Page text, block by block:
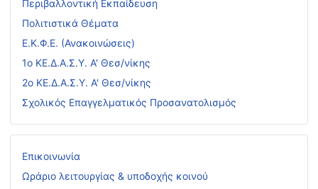
Περιβαλλοντική Εκπαίδευση
Πολιτιστικά Θέματα
Ε.Κ.Φ.Ε. (Ανακοινώσεις)
1ο ΚΕ.Δ.Α.Σ.Υ. Α' Θεσ/νίκης
2ο ΚΕ.Δ.Α.Σ.Υ. Α' Θεσ/νίκης
Σχολικός Επαγγελματικός Προσανατολισμός
Επικοινωνία
Ωράριο λειτουργίας & υποδοχής κοινού